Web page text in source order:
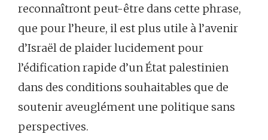
reconnaîtront peut-être dans cette phrase,
que pour l’heure, il est plus utile à l’avenir
d’Israël de plaider lucidement pour
l’édification rapide d’un État palestinien
dans des conditions souhaitables que de
soutenir aveuglément une politique sans
perspectives.